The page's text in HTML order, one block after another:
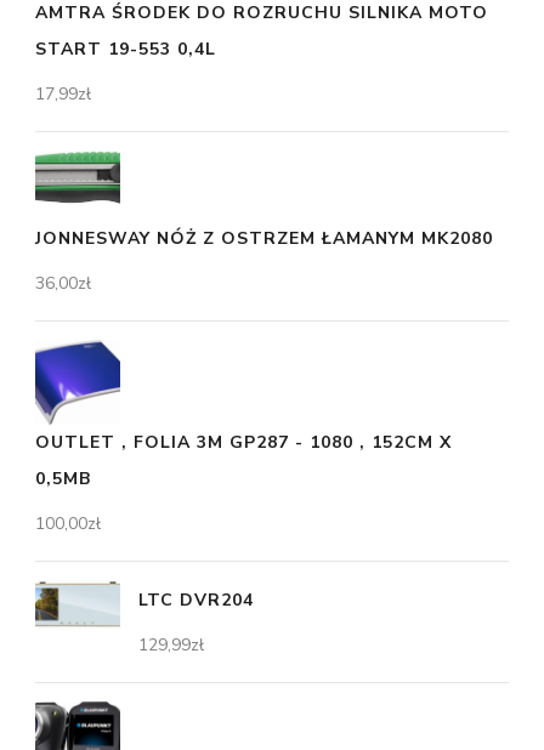
AMTRA ŚRODEK DO ROZRUCHU SILNIKA MOTO
START 19-553 0,4L
17,99zł
JONNESWAY NÓŻ Z OSTRZEM ŁAMANYM MK2080
36,00zł
OUTLET , FOLIA 3M GP287 - 1080 , 152CM X
0,5MB
100,00zł
LTC DVR204
129,99zł